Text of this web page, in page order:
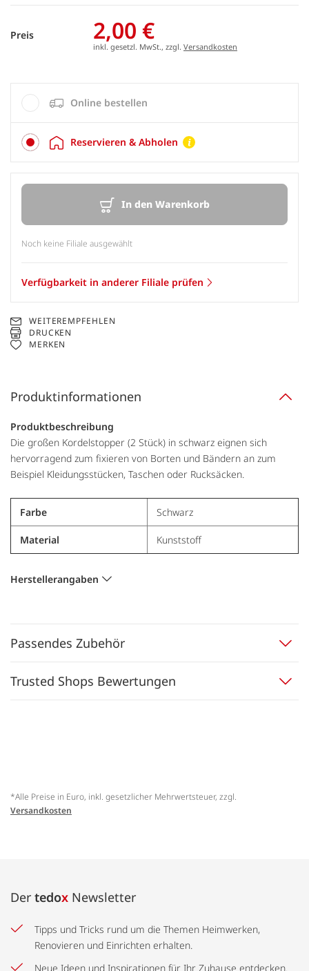
Preis 2,00 €
inkl. gesetzl. MwSt., zzgl. Versandkosten
Online bestellen
Reservieren & Abholen
In den Warenkorb
Noch keine Filiale ausgewählt
Verfügbarkeit in anderer Filiale prüfen
WEITEREMPFEHLEN
DRUCKEN
MERKEN
Produktinformationen
Produktbeschreibung
Die großen Kordelstopper (2 Stück) in schwarz eignen sich
hervorragend zum fixieren von Borten und Bändern an zum
Beispiel Kleidungsstücken, Taschen oder Rucksäcken.
Farbe Schwarz
Material Kunststoff
Herstellerangaben
Passendes Zubehör
Trusted Shops Bewertungen
*Alle Preise in Euro, inkl. gesetzlicher Mehrwertsteuer, zzgl.
Versandkosten
Der tedox Newsletter
Tipps und Tricks rund um die Themen Heimwerken,
Renovieren und Einrichten erhalten.
Neue Ideen und Inspirationen für Ihr Zuhause entdecken.